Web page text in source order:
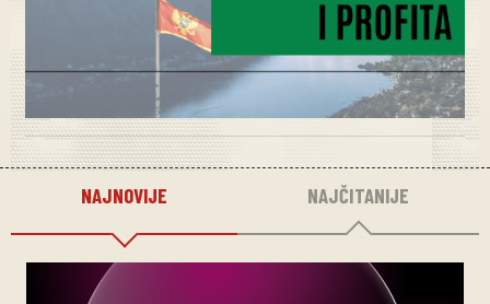
NAJNOVIJE NAJČITANIJE